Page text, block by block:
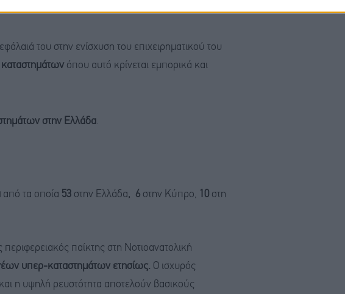
του στην ενίσχυση του επιχειρηματικού του
όπου αυτό κρίνεται εμπορικά και
στην Ελλάδα.
από τα οποία 53 στην Ελλάδα, 6 στην Κύπρο, 10 στη
παίκτης στη Νοτιοανατολική
υπερ-καταστημάτων ετησίως. Ο ισχυρός
η υψηλή ρευστότητα αποτελούν βασικούς